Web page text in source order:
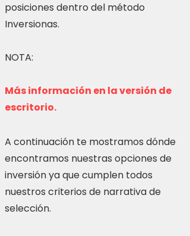
posiciones dentro del método
Inversionas.
NOTA:
Más información en la versión de
escritorio.
A continuación te mostramos dónde
encontramos nuestras opciones de
inversión ya que cumplen todos
nuestros criterios de narrativa de
selección.